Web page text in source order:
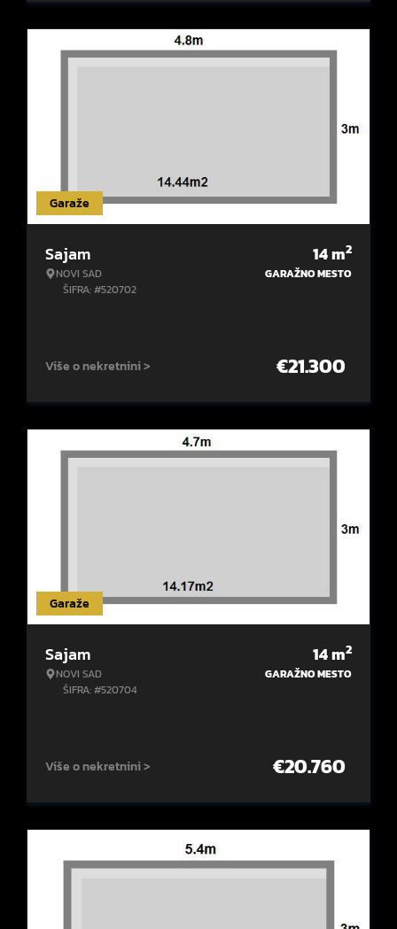
Garaže
Sajam
NOVI SAD
ŠIFRA: #520702
14m2
GARAŽNO MESTO
Više o nekretnini > €21.300
Garaže
Sajam
NOVI SAD
ŠIFRA: #520704
14m2
GARAŽNO MESTO
Više o nekretnini > €20.760